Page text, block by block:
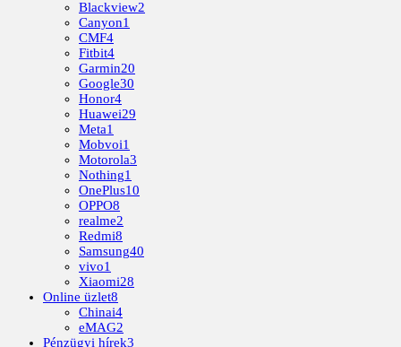
Blackview2
Canyon1
CMF4
Fitbit4
Garmin20
Google30
Honor4
Huawei29
Meta1
Mobvoi1
Motorola3
Nothing1
OnePlus10
OPPO8
realme2
Redmi8
Samsung40
vivo1
Xiaomi28
Online üzlet8
Chinai4
eMAG2
Pénzügyi hírek3